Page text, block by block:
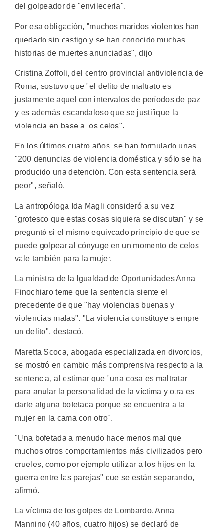
del golpeador de "envilecerla".
Por esa obligación, "muchos maridos violentos han
quedado sin castigo y se han conocido muchas
historias de muertes anunciadas", dijo.
Cristina Zoffoli, del centro provincial antiviolencia de
Roma, sostuvo que "el delito de maltrato es
justamente aquel con intervalos de períodos de paz
y es además escandaloso que se justifique la
violencia en base a los celos".
En los últimos cuatro años, se han formulado unas
"200 denuncias de violencia doméstica y sólo se ha
producido una detención. Con esta sentencia será
peor", señaló.
La antropóloga Ida Magli consideró a su vez
"grotesco que estas cosas siquiera se discutan" y se
preguntó si el mismo equivcado principio de que se
puede golpear al cónyuge en un momento de celos
vale también para la mujer.
La ministra de la Igualdad de Oportunidades Anna
Finochiaro teme que la sentencia siente el
precedente de que "hay violencias buenas y
violencias malas". "La violencia constituye siempre
un delito", destacó.
Maretta Scoca, abogada especializada en divorcios,
se mostró en cambio más comprensiva respecto a la
sentencia, al estimar que "una cosa es maltratar
para anular la personalidad de la víctima y otra es
darle alguna bofetada porque se encuentra a la
mujer en la cama con otro".
"Una bofetada a menudo hace menos mal que
muchos otros comportamientos más civilizados pero
crueles, como por ejemplo utilizar a los hijos en la
guerra entre las parejas" que se están separando,
afirmó.
La víctima de los golpes de Lombardo, Anna
Mannino (40 años, cuatro hijos) se declaró de